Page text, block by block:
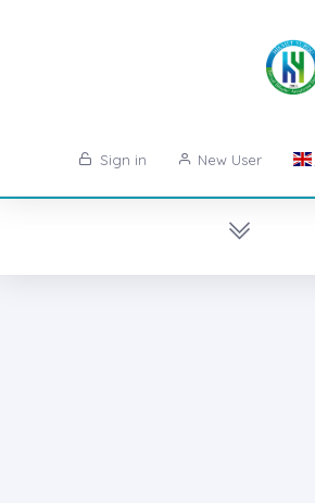
Sign in New User